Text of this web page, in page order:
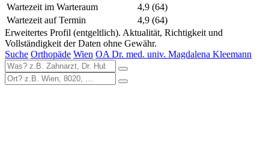
Wartezeit im Warteraum
4,9 (64)
Wartezeit auf Termin
4,9 (64)
Erweitertes Profil (entgeltlich). Aktualität, Richtigkeit und
Vollständigkeit der Daten ohne Gewähr.
Suche Orthopäde Wien OA Dr. med. univ. Magdalena Kleemann